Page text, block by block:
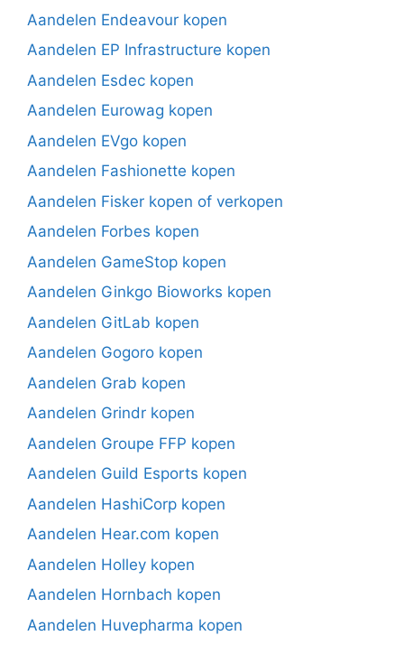
Aandelen Endeavour kopen
Aandelen EP Infrastructure kopen
Aandelen Esdec kopen
Aandelen Eurowag kopen
Aandelen EVgo kopen
Aandelen Fashionette kopen
Aandelen Fisker kopen of verkopen
Aandelen Forbes kopen
Aandelen GameStop kopen
Aandelen Ginkgo Bioworks kopen
Aandelen GitLab kopen
Aandelen Gogoro kopen
Aandelen Grab kopen
Aandelen Grindr kopen
Aandelen Groupe FFP kopen
Aandelen Guild Esports kopen
Aandelen HashiCorp kopen
Aandelen Hear.com kopen
Aandelen Holley kopen
Aandelen Hornbach kopen
Aandelen Huvepharma kopen